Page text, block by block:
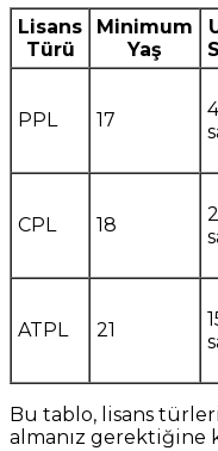
Lisans
Türü
Minimum
Yaş
PPL 17
CPL 18
ATPL 21
Bu tablo, lisans
almanız gerektiğine